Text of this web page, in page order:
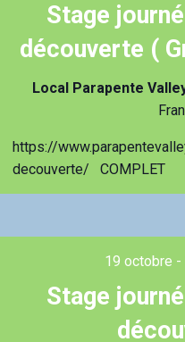
Stage
découverte (
Local Parapente
https://
decouverte/ COMPLET
Stage
19 octobre -